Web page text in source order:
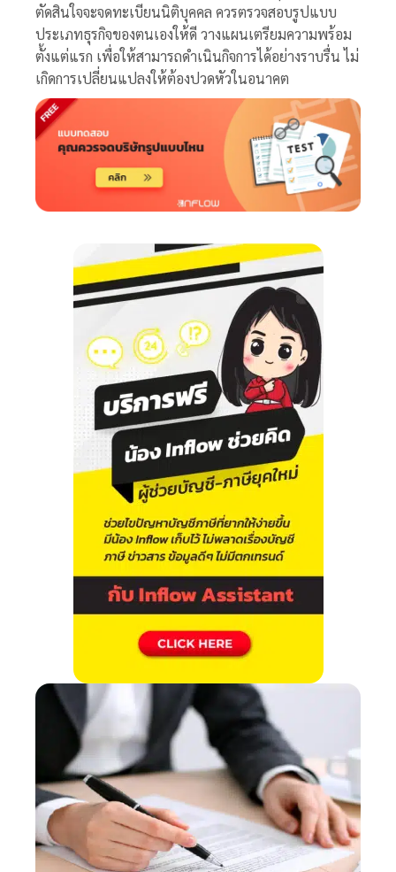
ตัดสินใจจะจดทะเบียนนิติบุคคล ควรตรวจสอบรูปแบบ
ประเภทธุรกิจของตนเองให้ดี วางแผนเตรียมความพร้อม
ตั้งแต่แรก เพื่อให้สามารถดำเนินกิจการได้อย่างราบรื่น ไม่
เกิดการเปลี่ยนแปลงให้ต้องปวดหัวในอนาคต